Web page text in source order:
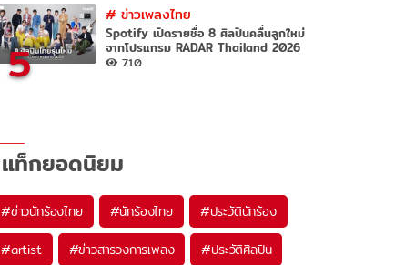
5
# ข่าวเพลงไทย
Spotify เปิดรายชื่อ 8 ศิลปินคลื่นลูกใหม่
จากโปรแกรม RADAR Thailand 2026
710
แท็กยอดนิยม
#ข่าวนักร้องไทย #นักร้องไทย #ประวัตินักร้อง
#artist #ข่าวสารวงการเพลง #ประวัติศิลปิน